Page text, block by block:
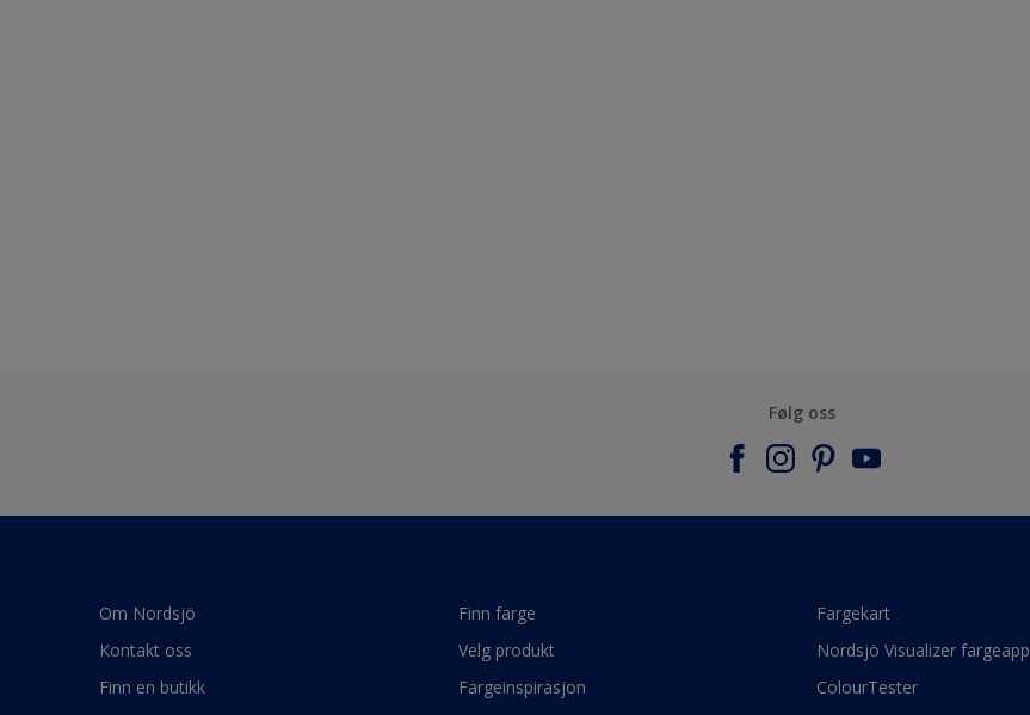
Følg oss
Om Nordsjö
Kontakt oss
Finn en butikk
Finn farge
Velg produkt
Fargeinspirasjon
Fargekart
Nordsjö Visualizer fargeapp
ColourTester